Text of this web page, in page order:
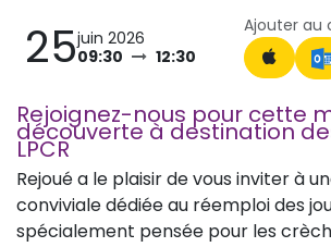
25juin 2026
09:30
12:30
Ajouter au
Rejoignez-nous pour cette
découverte à destination
LPCR
Rejoué a le plaisir de vous inviter à
conviviale dédiée au réemploi des
spécialement pensée pour les